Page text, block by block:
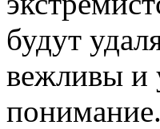
будут
вежливы и
понимание.